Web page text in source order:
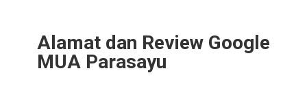
Alamat dan Review Google
MUA Parasayu